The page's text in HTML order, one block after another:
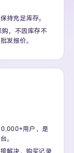
持充足库存。
，不因库存不
发报价。
用户，是
。
解决，购买记录